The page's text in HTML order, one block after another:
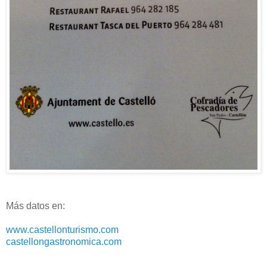
Más datos en:
www.castellonturismo.com
castellongastronomica.com